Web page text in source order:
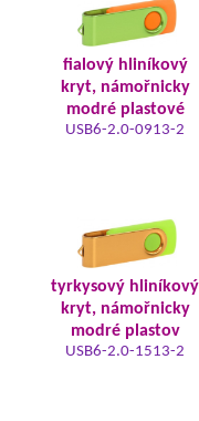
fialový hliníkový
kryt, námořnicky
modré plastové
USB6-2.0-0913-2
tyrkysový hliníkový
kryt, námořnicky
modré plastov
USB6-2.0-1513-2